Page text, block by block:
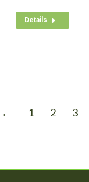
Details
← 1 2 3